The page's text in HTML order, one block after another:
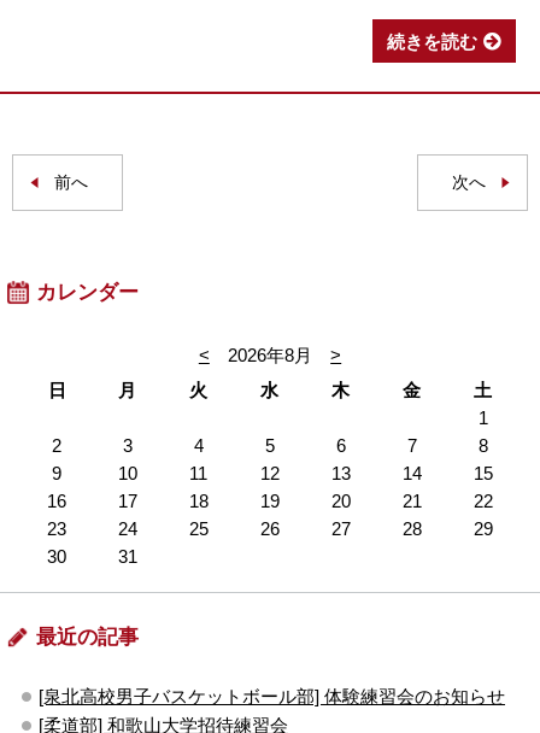
続きを読む
前へ 次へ
カレンダー
< 2026年8月
>
日
月 火 水 木 金
土
1
2
3 4 5 6 7
8
9
10 11 12 13 14
15
16
17 18 19 20 21
22
23
24 25 26 27 28
29
30
31
最近の記事
[泉北高校男子バスケットボール部] 体験練習会のお知らせ
[柔道部] 和歌山大学招待練習会